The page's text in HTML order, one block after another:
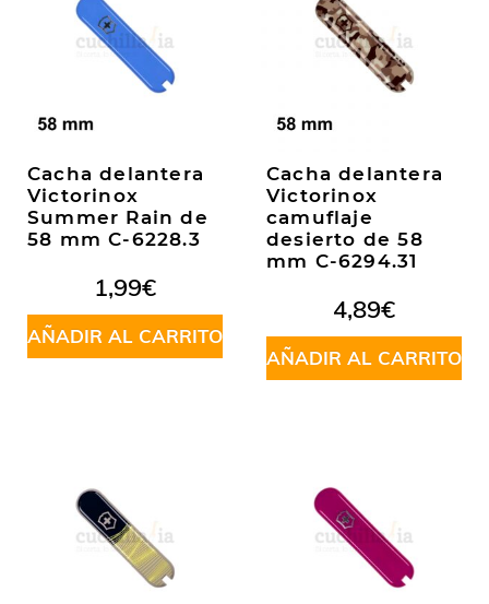
Cacha delantera
Victorinox
Summer Rain de
58 mm C-6228.3
1,99€
AÑADIR AL CARRITO
Cacha delantera
Victorinox
camuflaje
desierto de 58
mm C-6294.31
4,89€
AÑADIR AL CARRITO